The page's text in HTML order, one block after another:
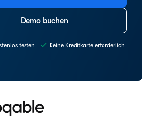
Demo buchen
testen Keine Kreditkarte erforderlich